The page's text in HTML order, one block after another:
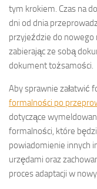
tym krokiem. Czas na
dni od dnia
przyjeździe do nowego
zabierając ze sobą
dokument tożsamości.
Aby sprawnie załatwić
formalności po
dotyczące
formalności, które
powiadomienie innych
urzędami oraz
proces adaptacji w